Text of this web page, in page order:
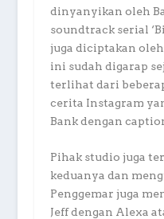
dinyanyikan oleh
soundtrack serial
juga diciptakan oleh
ini sudah digarap
terlihat dari
cerita Instagram
Bank dengan
Pihak studio juga
keduanya dan
Penggemar juga
Jeff dengan Alexa